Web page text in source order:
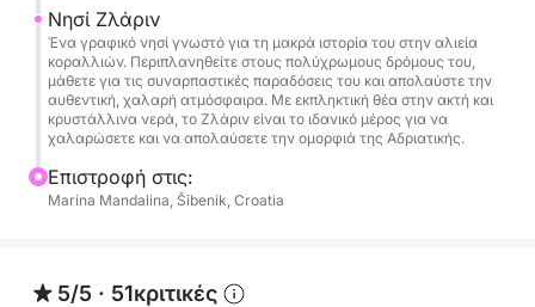
Τέλος, ολοκληρώστε την περιήγησή σας στο Zlarin,
ένα νησί διάσημο για την κληρονομιά συγκομιδής
κοραλλιών. Περιπλανηθείτε στα πολύχρωμα
δρομάκια του, επισκεφτείτε τα γοητευτικά χωριά
του και βουτήξτε στα κρυστάλλινα νερά που το
ομορφιά του, το Zlarin είναι το ιδανικό μέρος για
να χαλαρώσετε και να προβληματιστείτε για το
Καθ' όλη τη διάρκεια της ημέρας, απολαύστε
Νησί Ζλάριν
Ένα γραφικό νησί γνωστό για τη μακρά ιστορία του στην αλιεία
κοραλλιών. Περιπλανηθείτε στους πολύχρωμους δρόμους του,
μάθετε για τις συναρπαστικές παραδόσεις του και απολαύστε την
αυθεντική, χαλαρή ατμόσφαιρα. Με εκπληκτική θέα στην ακτή και
κρυστάλλινα νερά, το Ζλάριν είναι το ιδανικό μέρος για να
χαλαρώσετε και να απολαύσετε την ομορφιά της Αδριατικής.
Επιστροφή στις:
Marina Mandalina, Šibenik, Croatia
5/5 · 51κριτικές